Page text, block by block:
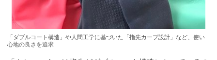
「ダブルコート構造」や人間工学に基づいた「指先カーブ設計」など、使い
心地の良さを追求